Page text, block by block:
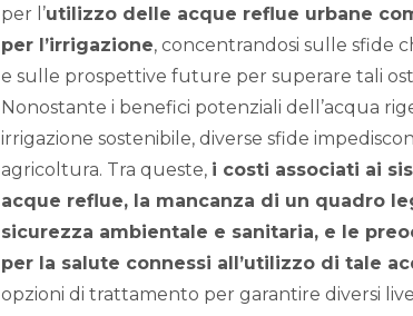
per l’utilizzo delle acque reflue urbane
per l’irrigazione, concentrandosi sulle sfide
e sulle prospettive future per superare tali
Nonostante i benefici potenziali dell’acqua
irrigazione sostenibile, diverse sfide
agricoltura. Tra queste, i costi associati ai
acque reflue, la mancanza di un quadro
sicurezza ambientale e sanitaria, e le
per la salute connessi all’utilizzo di tale
opzioni di trattamento per garantire diversi